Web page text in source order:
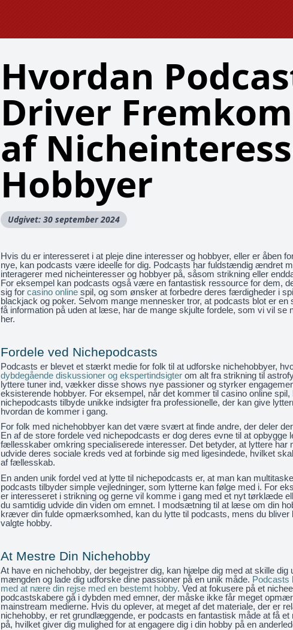
Hvordan
Driver
af
Hobbyer
Udgivet: 30 september 2024
Hvis du er interesseret i at pleje dine interesser og hobbyer, eller er åben
nye, kan podcasts være ideelle for dig. Podcasts har fuldstændig ændret
interagerer med nicheinteresser og hobbyer på, såsom strikning eller
For eksempel kan podcasts også være en fantastisk ressource for dem,
sig for casino online spil, og som ønsker at forbedre deres færdigheder i
blackjack og poker. Selvom mange mennesker tror, at podcasts blot er en
få information på uden at læse, har de mange skjulte fordele, som vi vil se
her.
Fordele ved Nichepodcasts
Podcasts er blevet et stærkt medie for folk til at udforske nichehobbyer,
dybdegående diskussioner og ekspertindsigter om alt fra strikning til
lyttere tuner ind, vækker disse shows nye passioner og styrker
eksisterende hobbyer. For eksempel, når det kommer til casino online spil,
nichepodcasts tilbyde unikke indsigter fra professionelle, der kan give
hvordan de kommer i gang.
For folk med nichehobbyer kan det være svært at finde andre, der deler
En af de store fordele ved nichepodcasts er dog deres evne til at opbygge
fællesskaber omkring specialiserede interesser. Det betyder, at lyttere har
udvide deres sociale kreds ved at forbinde sig med ligesindede, hvilket
af fællesskab.
En anden unik fordel ved at lytte til nichepodcasts er, at man kan
podcasts tilbyder simple vejledninger, som lytterne kan følge med i. For
er interesseret i strikning og gerne vil komme i gang med et nyt tørklæde
du samtidig udvide din viden om emnet. I modsætning til at læse om din
kræver din fulde opmærksomhed, kan du lytte til podcasts, mens du bliver
valgte hobby.
At Mestre Din Nichehobby
At have en nichehobby, der begejstrer dig, kan hjælpe dig med at skille dig
mængden og lade dig udforske dine passioner på en unik måde. Podcasts
med at nære din rejse med en bestemt hobby. Ved at fokusere på et
podcastskabere gå i dybden med emner, der måske ikke får meget
mainstream medierne. Hvis du oplever, at meget af det materiale, der er
nichehobby, er ret grundlæggende, er podcasts en fantastisk måde at få et
på, hvilket giver dig mulighed for at engagere dig i din hobby på en